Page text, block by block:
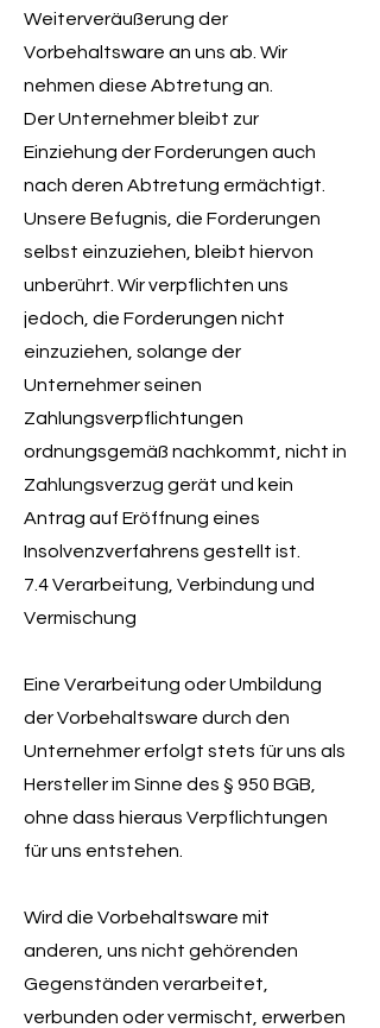
Weiterveräußerung der
Vorbehaltsware an uns ab. Wir
nehmen diese Abtretung an.
Der Unternehmer bleibt zur
Einziehung der Forderungen auch
nach deren Abtretung ermächtigt.
Unsere Befugnis, die Forderungen
selbst einzuziehen, bleibt hiervon
unberührt. Wir verpflichten uns
jedoch, die Forderungen nicht
einzuziehen, solange der
Unternehmer seinen
Zahlungsverpflichtungen
ordnungsgemäß nachkommt, nicht in
Zahlungsverzug gerät und kein
Antrag auf Eröffnung eines
Insolvenzverfahrens gestellt ist.
7.4 Verarbeitung, Verbindung und
Vermischung
Eine Verarbeitung oder Umbildung
der Vorbehaltsware durch den
Unternehmer erfolgt stets für uns als
Hersteller im Sinne des § 950 BGB,
ohne dass hieraus Verpflichtungen
für uns entstehen.
Wird die Vorbehaltsware mit
anderen, uns nicht gehörenden
Gegenständen verarbeitet,
verbunden oder vermischt, erwerben